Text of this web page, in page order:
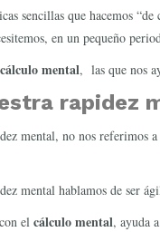
sencillas que hacemos
en un pequeño
cálculo mental, las que nos
rapidez
mental, no nos referimos
mental hablamos de ser
el cálculo mental, ayuda